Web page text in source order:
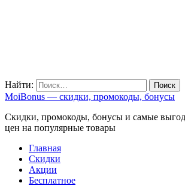
Найти:
MoiBonus — скидки, промокоды, бонусы
Скидки, промокоды, бонусы и самые
цен на популярные товары
Главная
Скидки
Акции
Бесплатное